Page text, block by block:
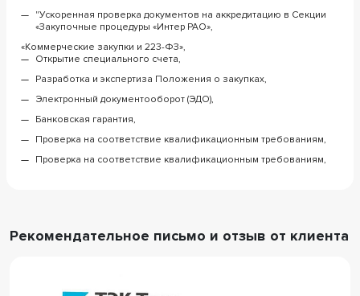
"Ускоренная проверка документов на аккредитацию в Секции
«Закупочные процедуры «Интер РАО»,
«Коммерческие закупки и 223-ФЗ»,
Открытие специального счета,
Разработка и экспертиза Положения о закупках,
Электронный документооборот (ЭДО),
Банковская гарантия,
Проверка на соответствие квалификационным требованиям,
Проверка на соответствие квалификационным требованиям,
Рекомендательное письмо и отзыв от клиента